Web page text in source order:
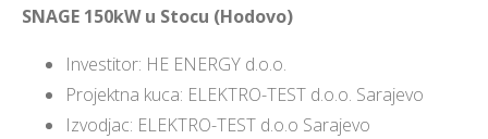
SNAGE 150kW u Stocu (Hodovo)
Investitor: HE ENERGY d.o.o.
Projektna kuca: ELEKTRO-TEST d.o.o. Sarajevo
Izvodjac: ELEKTRO-TEST d.o.o Sarajevo